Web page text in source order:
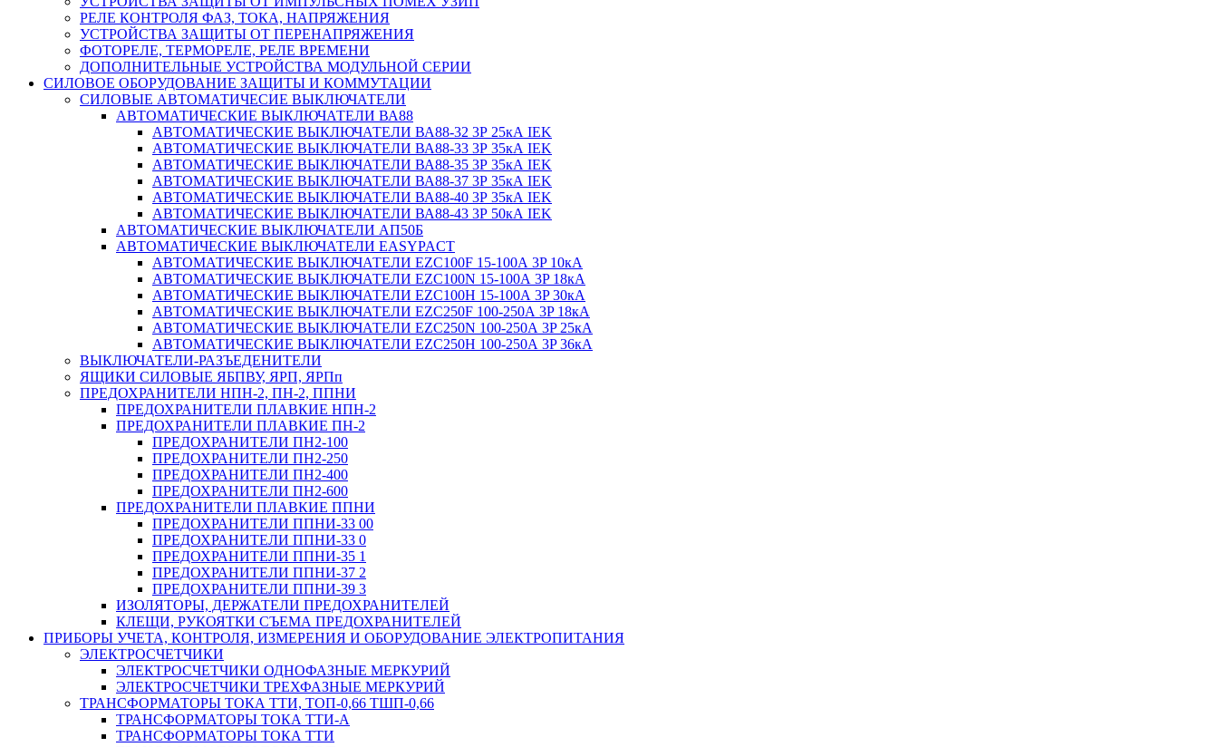
РЕЛЕ КОНТРОЛЯ ФАЗ, ТОКА, НАПРЯЖЕНИЯ
УСТРОЙСТВА ЗАЩИТЫ ОТ ПЕРЕНАПРЯЖЕНИЯ
ФОТОРЕЛЕ, ТЕРМОРЕЛЕ, РЕЛЕ ВРЕМЕНИ
ДОПОЛНИТЕЛЬНЫЕ УСТРОЙСТВА МОДУЛЬНОЙ СЕРИИ
СИЛОВОЕ ОБОРУДОВАНИЕ ЗАЩИТЫ И КОММУТАЦИИ
СИЛОВЫЕ АВТОМАТИЧЕСИЕ ВЫКЛЮЧАТЕЛИ
АВТОМАТИЧЕСКИЕ ВЫКЛЮЧАТЕЛИ ВА88
АВТОМАТИЧЕСКИЕ ВЫКЛЮЧАТЕЛИ ВА88-32 3Р 25кА IEK
АВТОМАТИЧЕСКИЕ ВЫКЛЮЧАТЕЛИ ВА88-33 3Р 35кА IEK
АВТОМАТИЧЕСКИЕ ВЫКЛЮЧАТЕЛИ ВА88-35 3Р 35кА IEK
АВТОМАТИЧЕСКИЕ ВЫКЛЮЧАТЕЛИ ВА88-37 3Р 35кА IEK
АВТОМАТИЧЕСКИЕ ВЫКЛЮЧАТЕЛИ ВА88-40 3Р 35кА IEK
АВТОМАТИЧЕСКИЕ ВЫКЛЮЧАТЕЛИ ВА88-43 3Р 50кА IEK
АВТОМАТИЧЕСКИЕ ВЫКЛЮЧАТЕЛИ АП50Б
АВТОМАТИЧЕСКИЕ ВЫКЛЮЧАТЕЛИ EASYPACT
АВТОМАТИЧЕСКИЕ ВЫКЛЮЧАТЕЛИ EZC100F 15-100А 3P 10кА
АВТОМАТИЧЕСКИЕ ВЫКЛЮЧАТЕЛИ EZC100N 15-100А 3P 18кА
АВТОМАТИЧЕСКИЕ ВЫКЛЮЧАТЕЛИ EZC100H 15-100А 3P 30кА
АВТОМАТИЧЕСКИЕ ВЫКЛЮЧАТЕЛИ EZC250F 100-250А 3P 18кА
АВТОМАТИЧЕСКИЕ ВЫКЛЮЧАТЕЛИ EZC250N 100-250А 3P 25кА
АВТОМАТИЧЕСКИЕ ВЫКЛЮЧАТЕЛИ EZC250H 100-250А 3P 36кА
ВЫКЛЮЧАТЕЛИ-РАЗЪЕДЕНИТЕЛИ
ЯЩИКИ СИЛОВЫЕ ЯБПВУ, ЯРП, ЯРПп
ПРЕДОХРАНИТЕЛИ НПН-2, ПН-2, ППНИ
ПРЕДОХРАНИТЕЛИ ПЛАВКИЕ НПН-2
ПРЕДОХРАНИТЕЛИ ПЛАВКИЕ ПН-2
ПРЕДОХРАНИТЕЛИ ПН2-100
ПРЕДОХРАНИТЕЛИ ПН2-250
ПРЕДОХРАНИТЕЛИ ПН2-400
ПРЕДОХРАНИТЕЛИ ПН2-600
ПРЕДОХРАНИТЕЛИ ПЛАВКИЕ ППНИ
ПРЕДОХРАНИТЕЛИ ППНИ-33 00
ПРЕДОХРАНИТЕЛИ ППНИ-33 0
ПРЕДОХРАНИТЕЛИ ППНИ-35 1
ПРЕДОХРАНИТЕЛИ ППНИ-37 2
ПРЕДОХРАНИТЕЛИ ППНИ-39 3
ИЗОЛЯТОРЫ, ДЕРЖАТЕЛИ ПРЕДОХРАНИТЕЛЕЙ
КЛЕЩИ, РУКОЯТКИ СЪЕМА ПРЕДОХРАНИТЕЛЕЙ
ПРИБОРЫ УЧЕТА, КОНТРОЛЯ, ИЗМЕРЕНИЯ И ОБОРУДОВАНИЕ ЭЛЕКТРОПИТАНИЯ
ЭЛЕКТРОСЧЕТЧИКИ
ЭЛЕКТРОСЧЕТЧИКИ ОДНОФАЗНЫЕ МЕРКУРИЙ
ЭЛЕКТРОСЧЕТЧИКИ ТРЕХФАЗНЫЕ МЕРКУРИЙ
ТРАНСФОРМАТОРЫ ТОКА ТТИ, ТОП-0,66 ТШП-0,66
ТРАНСФОРМАТОРЫ ТОКА ТТИ-А
ТРАНСФОРМАТОРЫ ТОКА ТТИ